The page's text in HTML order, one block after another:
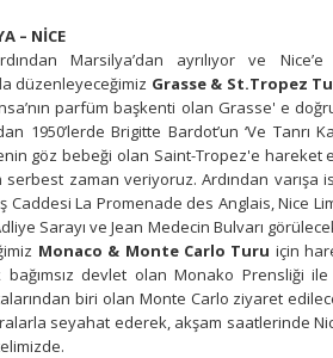
Ziyaretçilerin siteyi
sayfaların popüler
anlamamıza
Pazarlama
Size ve ilgi
Kapatırsanız
alakalı olabilirler.
NİCE
Marsilya’dan ayrılıyor ve
düzenleyeceğimiz Grasse & St.Tropez
parfüm başkenti olan Grasse' e
1950’lerde Brigitte Bardot’un ‘Ve Tanrı
göz bebeği olan Saint-Tropez'e hareket
serbest zaman veriyoruz. Ardından varışa
La Promenade des Anglais, Nice
Sarayı ve Jean Medecin Bulvarı
Monaco & Monte Carlo Turu için
devlet olan Monako Prensliği
biri olan Monte Carlo ziyaret
seyahat ederek, akşam saatlerinde